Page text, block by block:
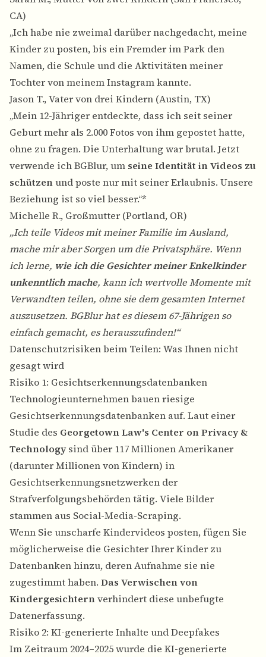
CA)
„Ich habe nie zweimal darüber nachgedacht, meine
Kinder zu posten, bis ein Fremder im Park den
Namen, die Schule und die Aktivitäten meiner
Tochter von meinem Instagram kannte.
Jason T., Vater von drei Kindern (Austin, TX)
„Mein 12-Jähriger entdeckte, dass ich seit seiner
Geburt mehr als 2.000 Fotos von ihm gepostet hatte,
ohne zu fragen. Die Unterhaltung war brutal. Jetzt
verwende ich BGBlur, um seine Identität in Videos zu
schützenund poste nur mit seiner Erlaubnis. Unsere
Beziehung ist so viel besser.“*
Michelle R., Großmutter (Portland, OR)
„Ich teile Videos mit meiner Familie im Ausland,
mache mir aber Sorgen um die Privatsphäre. Wenn
ich lerne, wie ich die Gesichter meiner Enkelkinder
unkenntlich mache, kann ich wertvolle Momente mit
Verwandten teilen, ohne sie dem gesamten Internet
auszusetzen. BGBlur hat es diesem 67-Jährigen so
einfach gemacht, es herauszufinden!“
Datenschutzrisiken beim Teilen: Was Ihnen nicht
gesagt wird
Risiko 1: Gesichtserkennungsdatenbanken
Technologieunternehmen bauen riesige
Gesichtserkennungsdatenbanken auf. Laut einer
Studie des Georgetown Law's Center on Privacy &
Technologysind über 117 Millionen Amerikaner
(darunter Millionen von Kindern) in
Gesichtserkennungsnetzwerken der
Strafverfolgungsbehörden tätig. Viele Bilder
stammen aus Social-Media-Scraping.
Wenn Sie unscharfe Kindervideos posten, fügen Sie
möglicherweise die Gesichter Ihrer Kinder zu
Datenbanken hinzu, deren Aufnahme sie nie
zugestimmt haben. Das Verwischen von
Kindergesichternverhindert diese unbefugte
Datenerfassung.
Risiko 2: KI-generierte Inhalte und Deepfakes
Im Zeitraum 2024–2025 wurde die KI-generierte